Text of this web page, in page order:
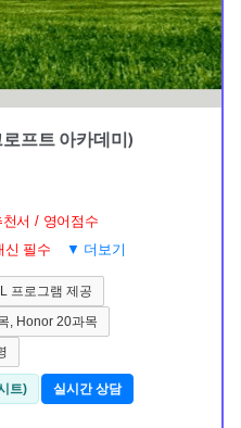
프트 아카데미)
서 / 영어점수
신 필수 ▼ 더보기
프로그램 제공
, Honor 20과목
트) 실시간 상담